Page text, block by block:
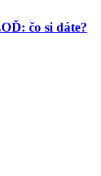
čo si dáte?